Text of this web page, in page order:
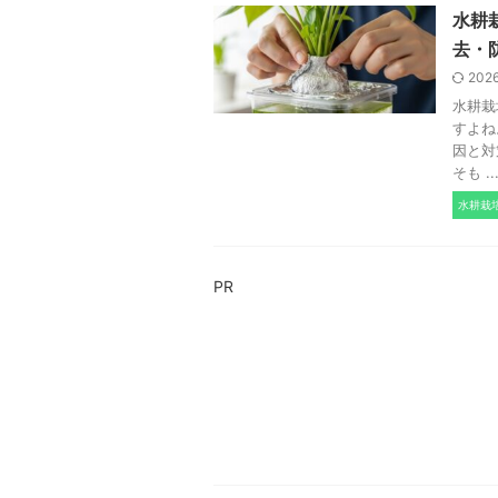
水耕
去・
水耕
すよ
因と
そも ...
水耕栽
PR